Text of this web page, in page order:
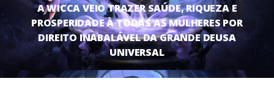
A WICCA VEIO TRAZER SAÚDE, RIQUEZA E
PROSPERIDADE À TODAS AS MULHERES POR
DIREITO INABALÁVEL DA GRANDE DEUSA
UNIVERSAL